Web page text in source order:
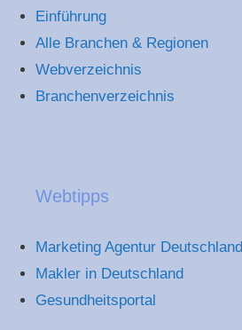
Einführung
Alle Branchen & Regionen
Webverzeichnis
Branchenverzeichnis
Webtipps
Marketing Agentur Deutschland
Makler in Deutschland
Gesundheitsportal